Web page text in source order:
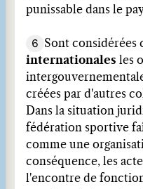
punissable dans le
6 Sont considérées
internationales les
créées par d'autres
Dans la situation
fédération sportive
comme une
conséquence, les
l'encontre de